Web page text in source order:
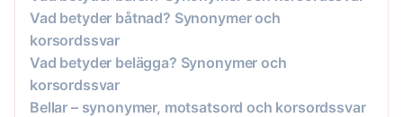
Vad betyder båtnad? Synonymer och
korsordssvar
Vad betyder belägga? Synonymer och
korsordssvar
Bellar – synonymer, motsatsord och korsordssvar